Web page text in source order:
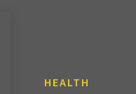
HEALTH